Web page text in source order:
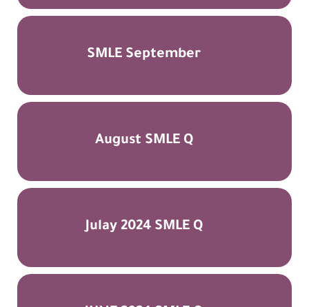
SMLE September
August SMLE Q
Julay 2024 SMLE Q